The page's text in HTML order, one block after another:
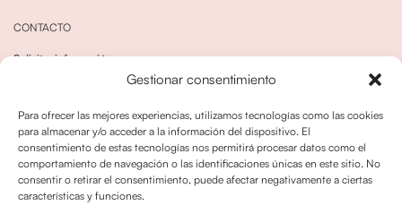
Gestionar consentimiento
Para ofrecer las mejores experiencias, utilizamos tecnologías como las cookies
para almacenar y/o acceder a la información del dispositivo. El
consentimiento de estas tecnologías nos permitirá procesar datos como el
comportamiento de navegación o las identificaciones únicas en este sitio. No
consentir o retirar el consentimiento, puede afectar negativamente a ciertas
características y funciones.
CONTACTO
Solicitar información